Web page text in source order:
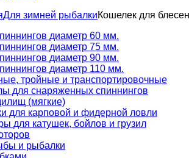
Для зимней рыбалкиКошелек для
диаметр 60 мм.
диаметр 75 мм.
диаметр 90 мм.
диаметр 110 мм.
тройные и транспортировочные
для снаряженных спиннингов
(мягкие)
для карповой и фидерной ловли
для катушек, бойлов и грузил
и рыбалки